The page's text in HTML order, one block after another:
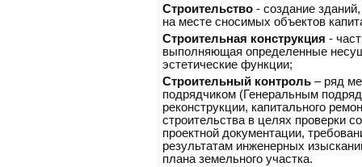
Строительство - создание
на месте сносимых объектов
Строительная конструкция -
выполняющая определенные
эстетические функции;
Строительный контроль – ряд
подрядчиком (Генеральным
реконструкции, капитального
строительства в целях проверки
проектной документации,
результатам инженерных
плана земельного участка.